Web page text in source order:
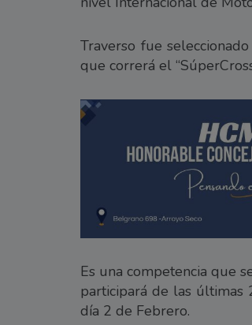
Traverso fue
que correrá el
Es una competencia que
participará de las últimas
día 2 de Febrero.